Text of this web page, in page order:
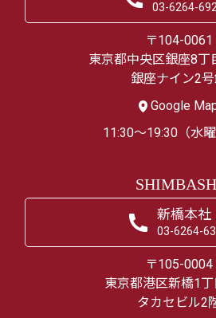
03-6264-
〒104-0061
東京都中央区銀座8丁
銀座ナイン2
Google
11:30～19:30（水曜
新橋本社
03-6264-
〒105-0004
東京都港区新橋1
タカセビル2